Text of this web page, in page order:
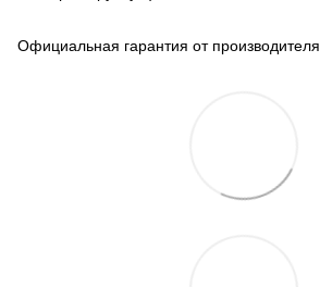
Официальная гарантия от производителя